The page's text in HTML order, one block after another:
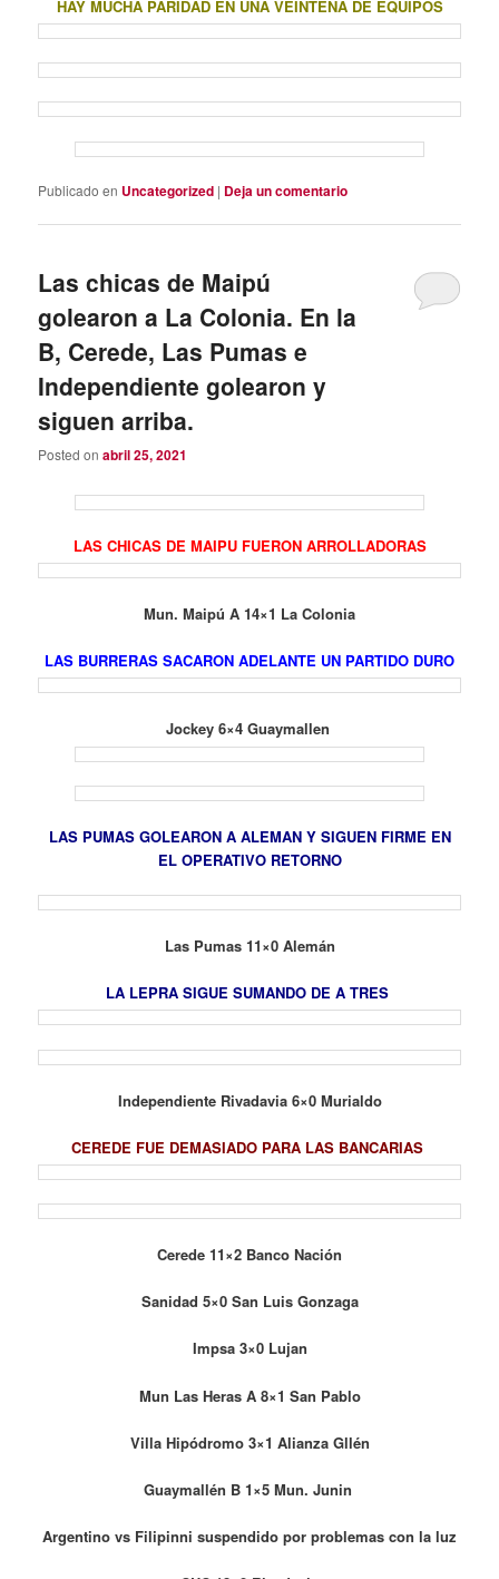
HAY MUCHA PARIDAD EN UNA VEINTENA DE EQUIPOS
Publicado en Uncategorized | Deja un comentario
Las chicas de Maipú
golearon a La Colonia. En la
B, Cerede, Las Pumas e
Independiente golearon y
siguen arriba.
Posted onabril 25, 2021
LAS CHICAS DE MAIPU FUERON ARROLLADORAS
Mun. Maipú A 14×1 La Colonia
LAS BURRERAS SACARON ADELANTE UN PARTIDO DURO
Jockey 6×4 Guaymallen
LAS PUMAS GOLEARON A ALEMAN Y SIGUEN FIRME EN
EL OPERATIVO RETORNO
Las Pumas 11×0 Alemán
LA LEPRA SIGUE SUMANDO DE A TRES
Independiente Rivadavia 6×0 Murialdo
CEREDE FUE DEMASIADO PARA LAS BANCARIAS
Cerede 11×2 Banco Nación
Sanidad 5×0 San Luis Gonzaga
Impsa 3×0 Lujan
Mun Las Heras A 8×1 San Pablo
Villa Hipódromo 3×1 Alianza Gllén
Guaymallén B 1×5 Mun. Junin
Argentino vs Filipinni suspendido por problemas con la luz